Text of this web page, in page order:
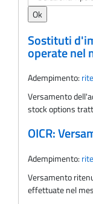
Sostituti
operate nel
Adempimento:
Versamento
stock options
OICR:
Adempimento:
Versamento
effettuate nel